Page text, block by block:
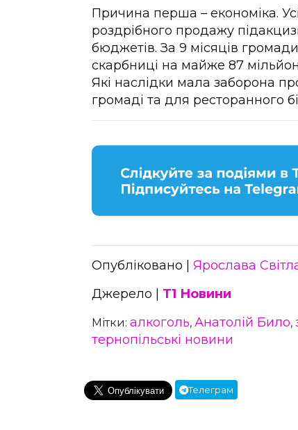
Причина перша – економіка.
роздрібного продажу
бюджетів. За 9 місяців
скарбниці на майже 87
Які наслідки мала заборона
громаді та для ресторанного
Опубліковано | Ярослава
Джерело | Т1 Новини
Мітки: алкоголь, Анатолій Било,
тернопільські новини
Телеграм